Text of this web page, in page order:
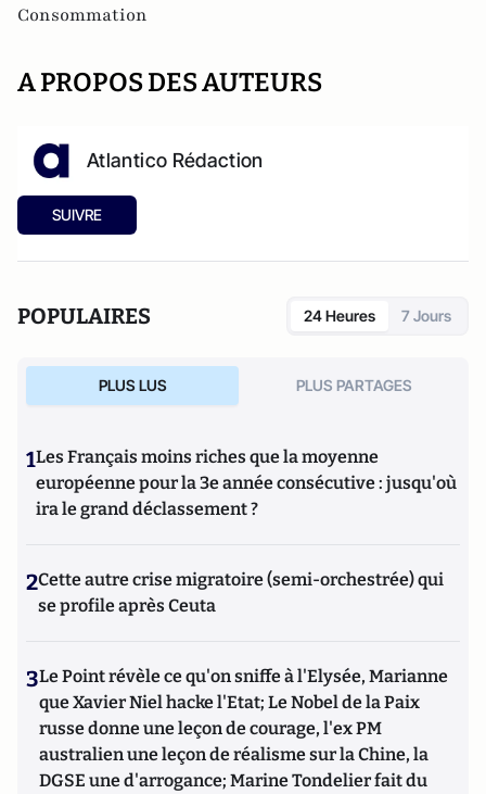
Consommation
A PROPOS DES AUTEURS
Atlantico Rédaction
SUIVRE
POPULAIRES 24 Heures 7 Jours
PLUS LUS PLUS PARTAGES
1Les Français moins riches que la moyenne
européenne pour la 3e année consécutive : jusqu'où
ira le grand déclassement ?
2Cette autre crise migratoire (semi-orchestrée) qui
se profile après Ceuta
3Le Point révèle ce qu'on sniffe à l'Elysée, Marianne
que Xavier Niel hacke l'Etat; Le Nobel de la Paix
russe donne une leçon de courage, l'ex PM
australien une leçon de réalisme sur la Chine, la
DGSE une d'arrogance; Marine Tondelier fait du